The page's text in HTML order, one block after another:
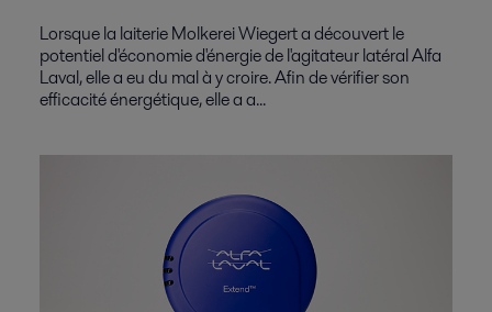
Lorsque la laiterie Molkerei Wiegert a découvert le
potentiel d'économie d'énergie de l'agitateur latéral Alfa
Laval, elle a eu du mal à y croire. Afin de vérifier son
efficacité énergétique, elle a a...